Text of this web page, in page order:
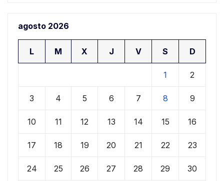
agosto 2026
L M X J V S D
1 2
3 4 5 6 7 8 9
10 11 12 13 14 15 16
17 18 19 20 21 22 23
24 25 26 27 28 29 30